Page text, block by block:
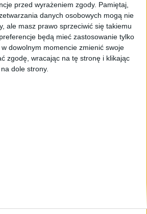
przed wyrażeniem zgody. Pamiętaj,
danych osobowych mogą nie
ale masz prawo sprzeciwić się takiemu
będą mieć zastosowanie tylko
dowolnym momencie zmienić swoje
zgodę, wracając na tę stronę i klikając
dole strony.
cena, ale w końcu bez